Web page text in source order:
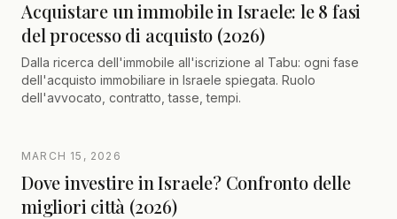
Acquistare un immobile in Israele: le 8 fasi
del processo di acquisto (2026)
Dalla ricerca dell'immobile all'iscrizione al Tabu: ogni fase
dell'acquisto immobiliare in Israele spiegata. Ruolo
dell'avvocato, contratto, tasse, tempi.
MARCH 15, 2026
Dove investire in Israele? Confronto delle
migliori città (2026)